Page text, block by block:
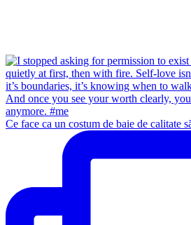
Ce face ca un costum de baie de calitate